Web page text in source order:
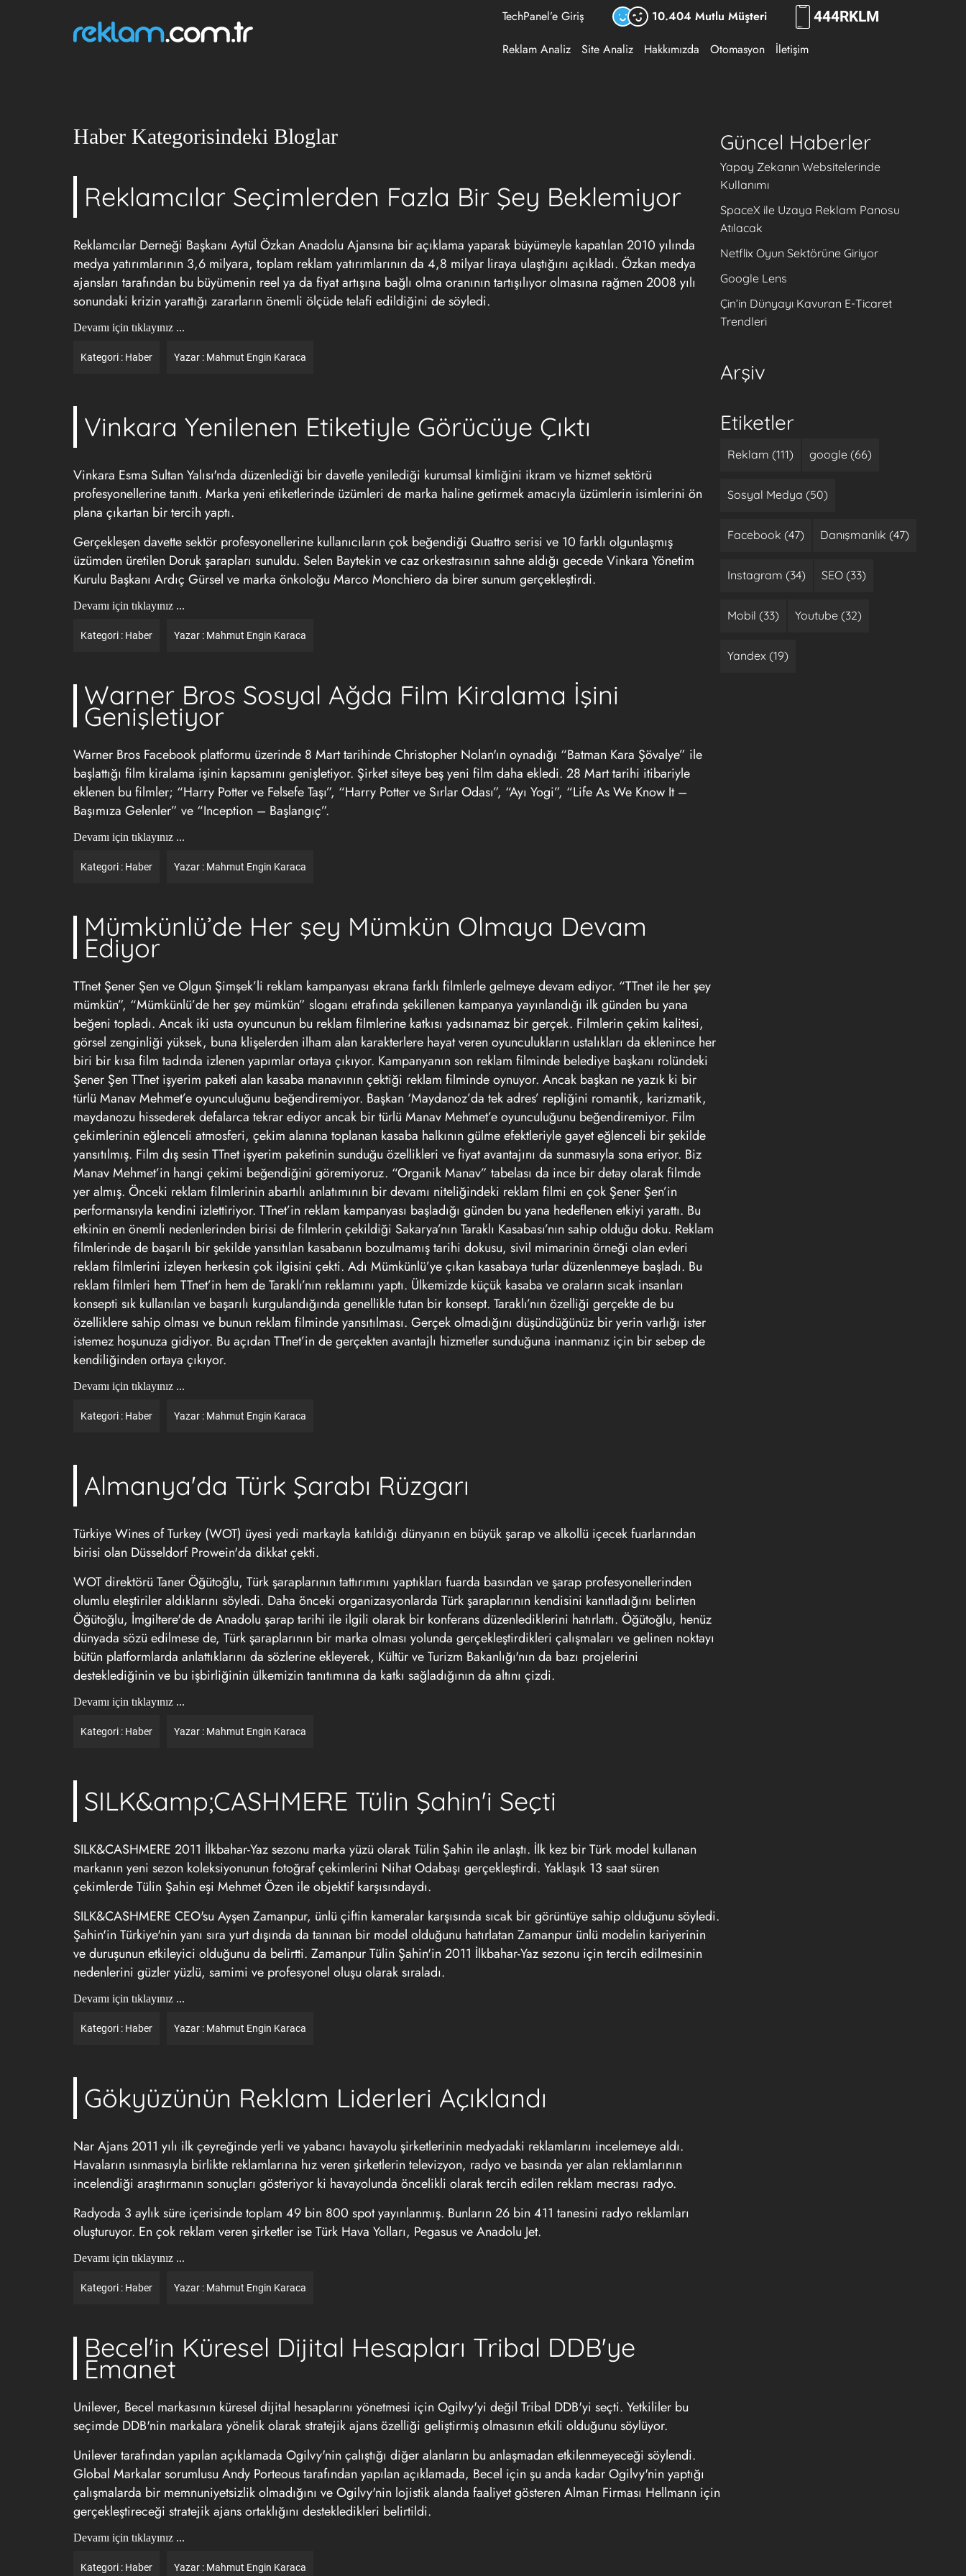
TechPanel’e Giriş 10.404 Mutlu Müşteri 444RKLM
Reklam Analiz Site Analiz Hakkımızda Otomasyon İletişim
Haber Kategorisindeki Bloglar
Reklamcılar Seçimlerden Fazla Bir Şey Beklemiyor
Reklamcılar Derneği Başkanı Aytül Özkan Anadolu Ajansına bir açıklama yaparak büyümeyle kapatılan 2010 yılında
medya yatırımlarının 3,6 milyara, toplam reklam yatırımlarının da 4,8 milyar liraya ulaştığını açıkladı. Özkan medya
ajansları tarafından bu büyümenin reel ya da fiyat artışına bağlı olma oranının tartışılıyor olmasına rağmen 2008 yılı
sonundaki krizin yarattığı zararların önemli ölçüde telafi edildiğini de söyledi.
Devamı için tıklayınız ...
Kategori : Haber Yazar : Mahmut Engin Karaca
Vinkara Yenilenen Etiketiyle Görücüye Çıktı
Vinkara Esma Sultan Yalısı'nda düzenlediği bir davetle yenilediği kurumsal kimliğini ikram ve hizmet sektörü
profesyonellerine tanıttı. Marka yeni etiketlerinde üzümleri de marka haline getirmek amacıyla üzümlerin isimlerini ön
plana çıkartan bir tercih yaptı.
Gerçekleşen davette sektör profesyonellerine kullanıcıların çok beğendiği Quattro serisi ve 10 farklı olgunlaşmış
üzümden üretilen Doruk şarapları sunuldu. Selen Baytekin ve caz orkestrasının sahne aldığı gecede Vinkara Yönetim
Kurulu Başkanı Ardıç Gürsel ve marka önkoloğu Marco Monchiero da birer sunum gerçekleştirdi.
Devamı için tıklayınız ...
Kategori : Haber Yazar : Mahmut Engin Karaca
Warner Bros Sosyal Ağda Film Kiralama İşini
Genişletiyor
Warner Bros Facebook platformu üzerinde 8 Mart tarihinde Christopher Nolan'ın oynadığı “Batman Kara Şövalye” ile
başlattığı film kiralama işinin kapsamını genişletiyor. Şirket siteye beş yeni film daha ekledi. 28 Mart tarihi itibariyle
eklenen bu filmler; “Harry Potter ve Felsefe Taşı”, “Harry Potter ve Sırlar Odası”, “Ayı Yogi”, “Life As We Know It –
Başımıza Gelenler” ve “Inception – Başlangıç”.
Devamı için tıklayınız ...
Kategori : Haber Yazar : Mahmut Engin Karaca
Mümkünlü’de Her şey Mümkün Olmaya Devam
Ediyor
TTnet Şener Şen ve Olgun Şimşek’li reklam kampanyası ekrana farklı filmlerle gelmeye devam ediyor. “TTnet ile her şey
mümkün”, “Mümkünlü’de her şey mümkün” sloganı etrafında şekillenen kampanya yayınlandığı ilk günden bu yana
beğeni topladı. Ancak iki usta oyuncunun bu reklam filmlerine katkısı yadsınamaz bir gerçek. Filmlerin çekim kalitesi,
görsel zenginliği yüksek, buna klişelerden ilham alan karakterlere hayat veren oyunculukların ustalıkları da eklenince her
biri bir kısa film tadında izlenen yapımlar ortaya çıkıyor. Kampanyanın son reklam filminde belediye başkanı rolündeki
Şener Şen TTnet işyerim paketi alan kasaba manavının çektiği reklam filminde oynuyor. Ancak başkan ne yazık ki bir
türlü Manav Mehmet’e oyunculuğunu beğendiremiyor. Başkan ‘Maydanoz’da tek adres’ repliğini romantik, karizmatik,
maydanozu hissederek defalarca tekrar ediyor ancak bir türlü Manav Mehmet’e oyunculuğunu beğendiremiyor. Film
çekimlerinin eğlenceli atmosferi, çekim alanına toplanan kasaba halkının gülme efektleriyle gayet eğlenceli bir şekilde
yansıtılmış. Film dış sesin TTnet işyerim paketinin sunduğu özellikleri ve fiyat avantajını da sunmasıyla sona eriyor. Biz
Manav Mehmet’in hangi çekimi beğendiğini göremiyoruz. “Organik Manav” tabelası da ince bir detay olarak filmde
yer almış. Önceki reklam filmlerinin abartılı anlatımının bir devamı niteliğindeki reklam filmi en çok Şener Şen’in
performansıyla kendini izlettiriyor. TTnet’in reklam kampanyası başladığı günden bu yana hedeflenen etkiyi yarattı. Bu
etkinin en önemli nedenlerinden birisi de filmlerin çekildiği Sakarya’nın Taraklı Kasabası’nın sahip olduğu doku. Reklam
filmlerinde de başarılı bir şekilde yansıtılan kasabanın bozulmamış tarihi dokusu, sivil mimarinin örneği olan evleri
reklam filmlerini izleyen herkesin çok ilgisini çekti. Adı Mümkünlü’ye çıkan kasabaya turlar düzenlenmeye başladı. Bu
reklam filmleri hem TTnet’in hem de Taraklı’nın reklamını yaptı. Ülkemizde küçük kasaba ve oraların sıcak insanları
konsepti sık kullanılan ve başarılı kurgulandığında genellikle tutan bir konsept. Taraklı’nın özelliği gerçekte de bu
özelliklere sahip olması ve bunun reklam filminde yansıtılması. Gerçek olmadığını düşündüğünüz bir yerin varlığı ister
istemez hoşunuza gidiyor. Bu açıdan TTnet’in de gerçekten avantajlı hizmetler sunduğuna inanmanız için bir sebep de
kendiliğinden ortaya çıkıyor.
Devamı için tıklayınız ...
Kategori : Haber Yazar : Mahmut Engin Karaca
Almanya'da Türk Şarabı Rüzgarı
Türkiye Wines of Turkey (WOT) üyesi yedi markayla katıldığı dünyanın en büyük şarap ve alkollü içecek fuarlarından
birisi olan Düsseldorf Prowein'da dikkat çekti.
WOT direktörü Taner Öğütoğlu, Türk şaraplarının tattırımını yaptıkları fuarda basından ve şarap profesyonellerinden
olumlu eleştiriler aldıklarını söyledi. Daha önceki organizasyonlarda Türk şaraplarının kendisini kanıtladığını belirten
Öğütoğlu, İmgiltere'de de Anadolu şarap tarihi ile ilgili olarak bir konferans düzenlediklerini hatırlattı. Öğütoğlu, henüz
dünyada sözü edilmese de, Türk şaraplarının bir marka olması yolunda gerçekleştirdikleri çalışmaları ve gelinen noktayı
bütün platformlarda anlattıklarını da sözlerine ekleyerek, Kültür ve Turizm Bakanlığı'nın da bazı projelerini
desteklediğinin ve bu işbirliğinin ülkemizin tanıtımına da katkı sağladığının da altını çizdi.
Devamı için tıklayınız ...
Kategori : Haber Yazar : Mahmut Engin Karaca
SILK&amp;CASHMERE Tülin Şahin'i Seçti
SILK&CASHMERE 2011 İlkbahar-Yaz sezonu marka yüzü olarak Tülin Şahin ile anlaştı. İlk kez bir Türk model kullanan
markanın yeni sezon koleksiyonunun fotoğraf çekimlerini Nihat Odabaşı gerçekleştirdi. Yaklaşık 13 saat süren
çekimlerde Tülin Şahin eşi Mehmet Özen ile objektif karşısındaydı.
SILK&CASHMERE CEO'su Ayşen Zamanpur, ünlü çiftin kameralar karşısında sıcak bir görüntüye sahip olduğunu söyledi.
Şahin'in Türkiye'nin yanı sıra yurt dışında da tanınan bir model olduğunu hatırlatan Zamanpur ünlü modelin kariyerinin
ve duruşunun etkileyici olduğunu da belirtti. Zamanpur Tülin Şahin'in 2011 İlkbahar-Yaz sezonu için tercih edilmesinin
nedenlerini güzler yüzlü, samimi ve profesyonel oluşu olarak sıraladı.
Devamı için tıklayınız ...
Kategori : Haber Yazar : Mahmut Engin Karaca
Gökyüzünün Reklam Liderleri Açıklandı
Nar Ajans 2011 yılı ilk çeyreğinde yerli ve yabancı havayolu şirketlerinin medyadaki reklamlarını incelemeye aldı.
Havaların ısınmasıyla birlikte reklamlarına hız veren şirketlerin televizyon, radyo ve basında yer alan reklamlarının
incelendiği araştırmanın sonuçları gösteriyor ki havayolunda öncelikli olarak tercih edilen reklam mecrası radyo.
Radyoda 3 aylık süre içerisinde toplam 49 bin 800 spot yayınlanmış. Bunların 26 bin 411 tanesini radyo reklamları
oluşturuyor. En çok reklam veren şirketler ise Türk Hava Yolları, Pegasus ve Anadolu Jet.
Devamı için tıklayınız ...
Kategori : Haber Yazar : Mahmut Engin Karaca
Becel'in Küresel Dijital Hesapları Tribal DDB'ye
Emanet
Unilever, Becel markasının küresel dijital hesaplarını yönetmesi için Ogilvy'yi değil Tribal DDB'yi seçti. Yetkililer bu
seçimde DDB'nin markalara yönelik olarak stratejik ajans özelliği geliştirmiş olmasının etkili olduğunu söylüyor.
Unilever tarafından yapılan açıklamada Ogilvy'nin çalıştığı diğer alanların bu anlaşmadan etkilenmeyeceği söylendi.
Global Markalar sorumlusu Andy Porteous tarafından yapılan açıklamada, Becel için şu anda kadar Ogilvy'nin yaptığı
çalışmalarda bir memnuniyetsizlik olmadığını ve Ogilvy'nin lojistik alanda faaliyet gösteren Alman Firması Hellmann için
gerçekleştireceği stratejik ajans ortaklığını destekledikleri belirtildi.
Devamı için tıklayınız ...
Kategori : Haber Yazar : Mahmut Engin Karaca
Güncel Haberler
Yapay Zekanın Websitelerinde
Kullanımı
SpaceX ile Uzaya Reklam Panosu
Atılacak
Netflix Oyun Sektörüne Giriyor
Google Lens
Çin’in Dünyayı Kavuran E-Ticaret
Trendleri
Arşiv
Etiketler
Reklam (111) google (66)
Sosyal Medya (50)
Facebook (47) Danışmanlık (47)
Instagram (34) SEO (33)
Mobil (33) Youtube (32)
Yandex (19)